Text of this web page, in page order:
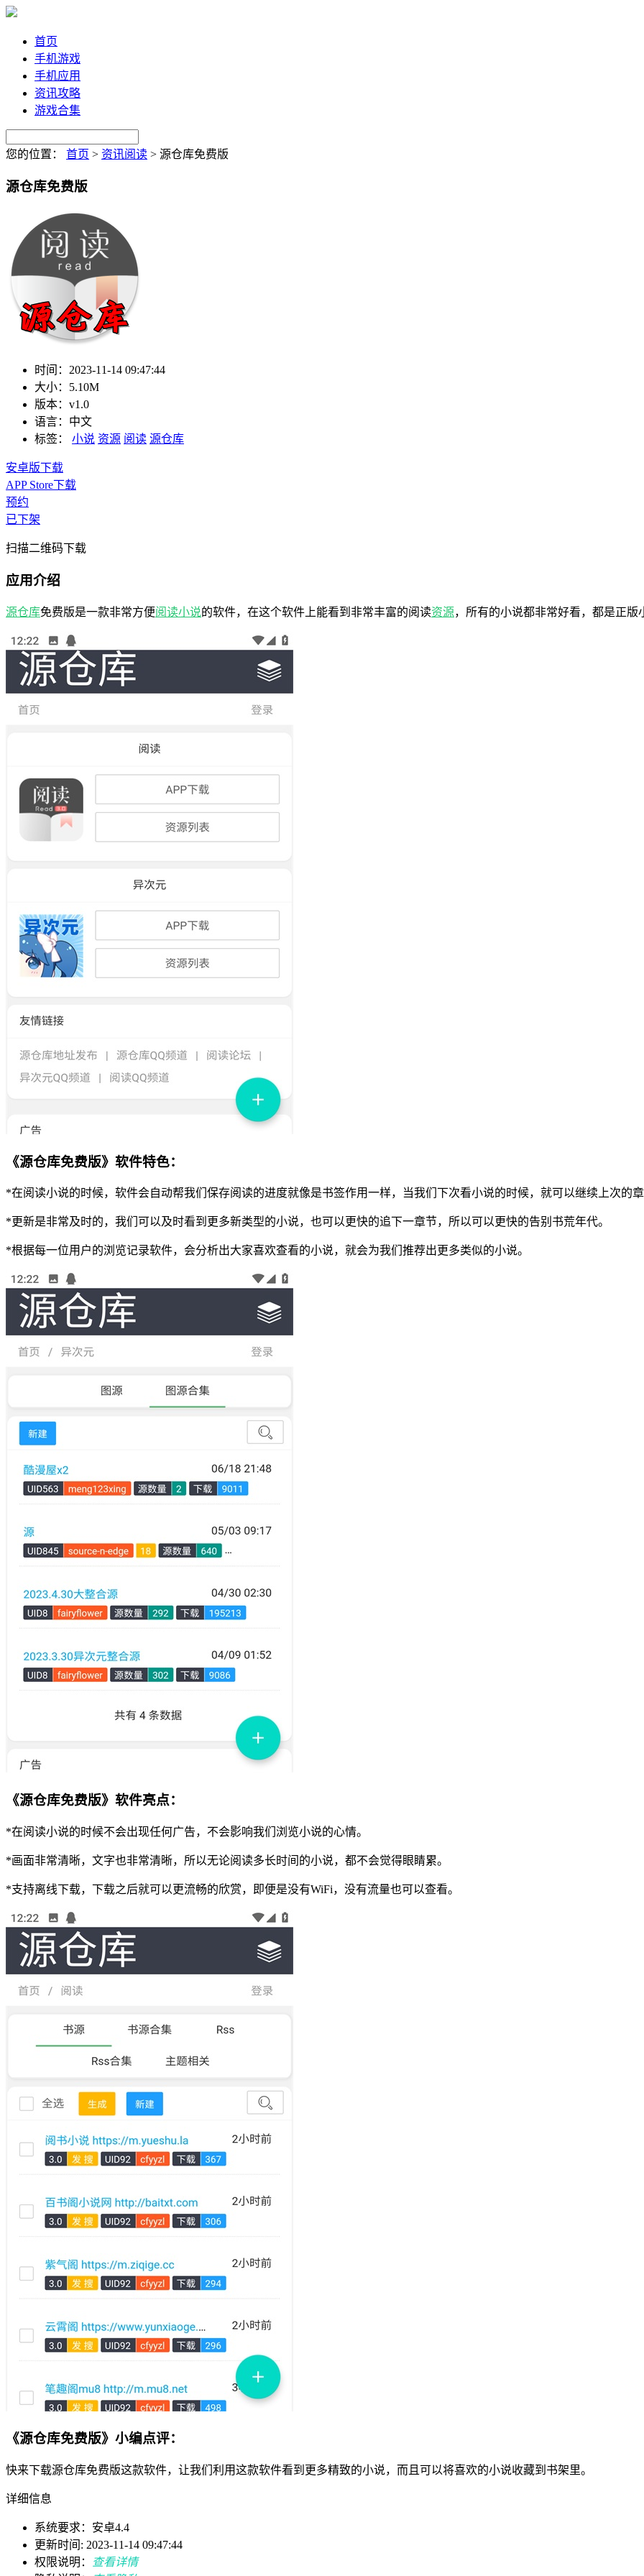
首页
手机游戏
手机应用
资讯攻略
游戏合集
您的位置： 首页 > 资讯阅读 > 源仓库免费版
源仓库免费版
时间： 2023-11-14 09:47:44
大小： 5.10M
版本： v1.0
语言： 中文
标签：
小说 资源 阅读 源仓库
安卓版下载
APP Store下载
预约
已下架
扫描二维码下载
应用介绍
源仓库免费版是一款非常方便阅读小说的软件，在这个软件上能看到非常丰富的阅读资源，所有的小说都非常好看，都是正
《源仓库免费版》软件特色：
*在阅读小说的时候，软件会自动帮我们保存阅读的进度就像是书签作用一样，当我们下次看小说的时候，就可以继续上次的
*更新是非常及时的，我们可以及时看到更多新类型的小说，也可以更快的追下一章节，所以可以更快的告别书荒年代。
*根据每一位用户的浏览记录软件，会分析出大家喜欢查看的小说，就会为我们推荐出更多类似的小说。
《源仓库免费版》软件亮点：
*在阅读小说的时候不会出现任何广告，不会影响我们浏览小说的心情。
*画面非常清晰，文字也非常清晰，所以无论阅读多长时间的小说，都不会觉得眼睛累。
*支持离线下载，下载之后就可以更流畅的欣赏，即便是没有WiFi，没有流量也可以查看。
《源仓库免费版》小编点评：
快来下载源仓库免费版这款软件，让我们利用这款软件看到更多精致的小说，而且可以将喜欢的小说收藏到书架里。
详细信息
系统要求：安卓4.4
更新时间: 2023-11-14 09:47:44
权限说明：
查看详情